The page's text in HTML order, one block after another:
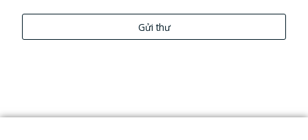
Gửi thư